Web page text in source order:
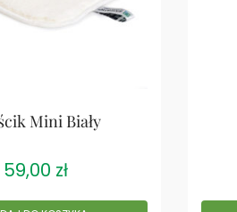
Mini Biały
59,00 zł